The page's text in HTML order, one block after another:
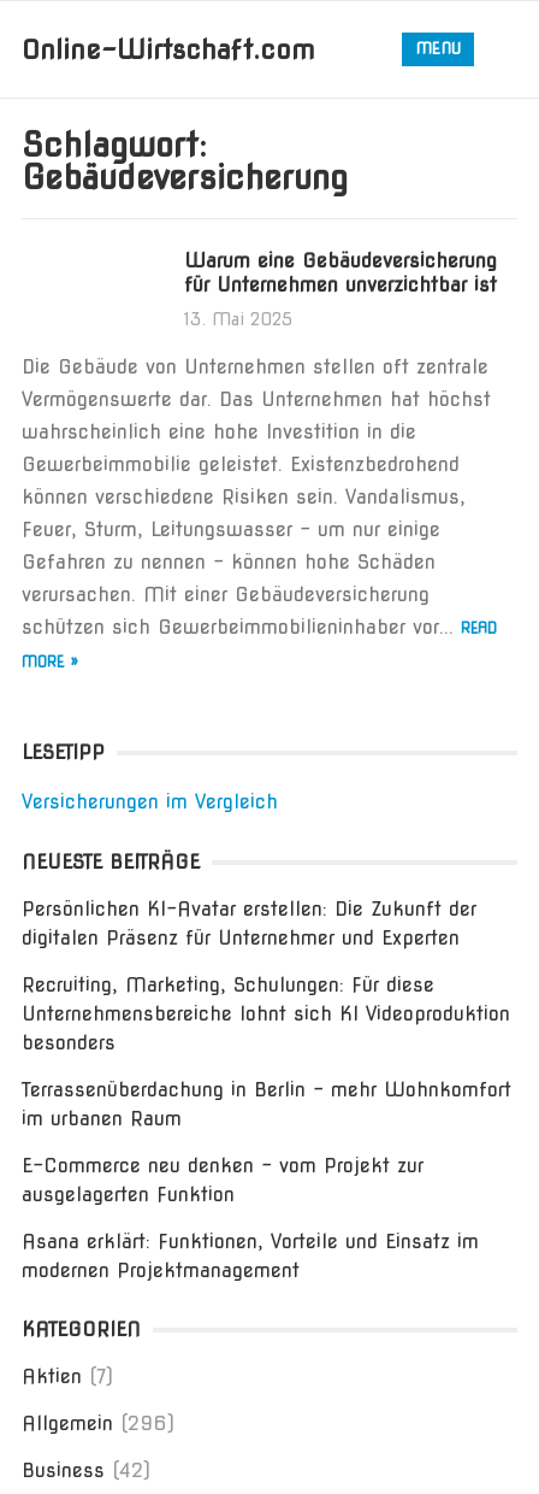
Online-Wirtschaft.com MENU
Schlagwort:
Gebäudeversicherung
Warum eine Gebäudeversicherung
für Unternehmen unverzichtbar ist
13. Mai 2025
Die Gebäude von Unternehmen stellen oft zentrale
Vermögenswerte dar. Das Unternehmen hat höchst
wahrscheinlich eine hohe Investition in die
Gewerbeimmobilie geleistet. Existenzbedrohend
können verschiedene Risiken sein. Vandalismus,
Feuer, Sturm, Leitungswasser – um nur einige
Gefahren zu nennen – können hohe Schäden
verursachen. Mit einer Gebäudeversicherung
schützen sich Gewerbeimmobilieninhaber vor... READ
MORE »
LESETIPP
Versicherungen im Vergleich
NEUESTE BEITRÄGE
Persönlichen KI-Avatar erstellen: Die Zukunft der
digitalen Präsenz für Unternehmer und Experten
Recruiting, Marketing, Schulungen: Für diese
Unternehmensbereiche lohnt sich KI Videoproduktion
besonders
Terrassenüberdachung in Berlin – mehr Wohnkomfort
im urbanen Raum
E-Commerce neu denken – vom Projekt zur
ausgelagerten Funktion
Asana erklärt: Funktionen, Vorteile und Einsatz im
modernen Projektmanagement
KATEGORIEN
Aktien (7)
Allgemein (296)
Business (42)